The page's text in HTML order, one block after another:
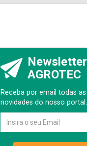
Newsletter
AGROTEC
Receba por email todas as
novidades do nosso portal.